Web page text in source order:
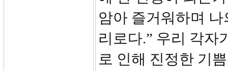
암아 즐거워하며
리로다.” 우리 각자
로 인해 진정한 기